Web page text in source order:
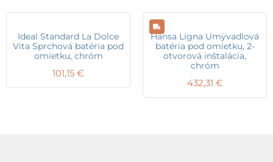
Ideal Standard La Dolce
Vita Sprchová batéria pod
omietku, chróm
101,15 €
Hansa Ligna Umývadlová
batéria pod omietku, 2-
otvorová inštalácia,
chróm
432,31 €